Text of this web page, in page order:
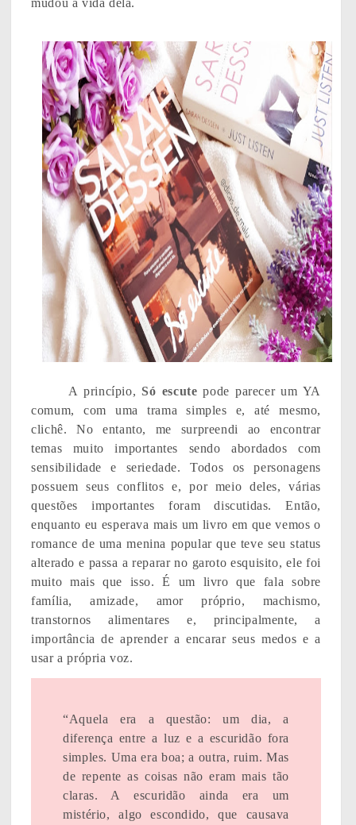
mudou a vida dela.
A princípio, Só escute pode parecer um YA
comum, com uma trama simples e, até mesmo,
clichê. No entanto, me surpreendi ao encontrar
temas muito importantes sendo abordados com
sensibilidade e seriedade. Todos os personagens
possuem seus conflitos e, por meio deles, várias
questões importantes foram discutidas. Então,
enquanto eu esperava mais um livro em que vemos o
romance de uma menina popular que teve seu status
alterado e passa a reparar no garoto esquisito, ele foi
muito mais que isso. É um livro que fala sobre
família, amizade, amor próprio, machismo,
transtornos alimentares e, principalmente, a
importância de aprender a encarar seus medos e a
usar a própria voz.
“Aquela era a questão: um dia, a
diferença entre a luz e a escuridão fora
simples. Uma era boa; a outra, ruim. Mas
de repente as coisas não eram mais tão
claras. A escuridão ainda era um
mistério, algo escondido, que causava